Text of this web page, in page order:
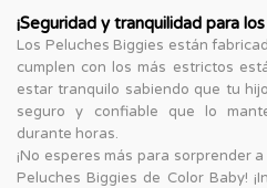
¡Seguridad y tranquilidad para
Los Peluches Biggies están
cumplen con los más estrictos
estar tranquilo sabiendo que tu
seguro y confiable que lo
durante horas.
¡No esperes más para sorprender
Peluches Biggies de Color Baby!